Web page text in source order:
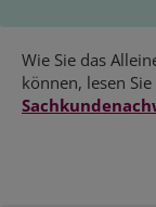
Wie Sie das
können, lesen